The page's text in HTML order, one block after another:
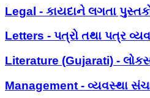
Legal - કાયદાને લગતા
Letters - પત્રો તથા પત્ર
Literature (Gujarati) -
Management - વ્યવસ્થા